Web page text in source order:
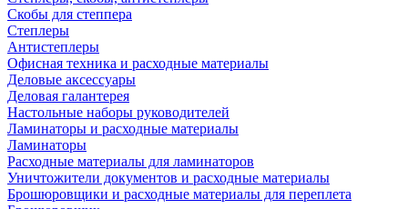
Скобы для степпера
Степлеры
Антистеплеры
Офисная техника и расходные материалы
Деловые аксессуары
Деловая галантерея
Настольные наборы руководителей
Ламинаторы и расходные материалы
Ламинаторы
Расходные материалы для ламинаторов
Уничтожители документов и расходные материалы
Брошюровщики и расходные материалы для переплета